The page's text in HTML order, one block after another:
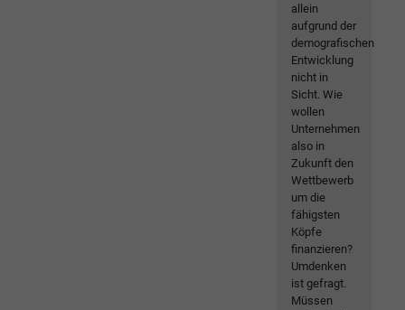
allein
aufgrund der
demografischen
Entwicklung
nicht in
Sicht. Wie
wollen
Unternehmen
also in
Zukunft den
Wettbewerb
um die
fähigsten
Köpfe
finanzieren?
Umdenken
ist gefragt.
Müssen